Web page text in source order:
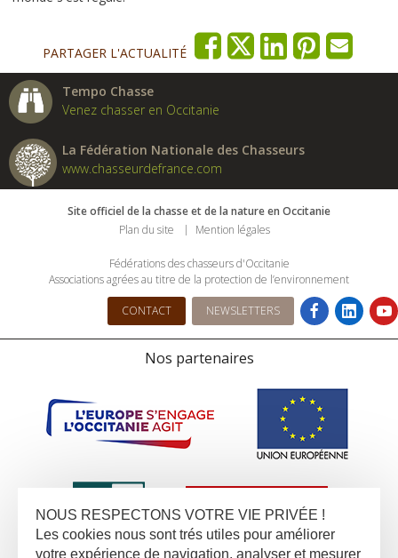
PARTAGER L'ACTUALITÉ
Tempo Chasse
Venez chasser en Occitanie
La Fédération Nationale des Chasseurs
www.chasseurdefrance.com
Site officiel de la chasse et de la nature en Occitanie
Plan du site
Mention légales
Fédérations des chasseurs d'Occitanie
Associations agrées au titre de la protection de l’environnement
CONTACT NEWSLETTERS
Nos partenaires
NOUS RESPECTONS VOTRE VIE PRIVÉE !
Les cookies nous sont trés utiles pour améliorer
votre expérience de navigation, analyser et mesurer